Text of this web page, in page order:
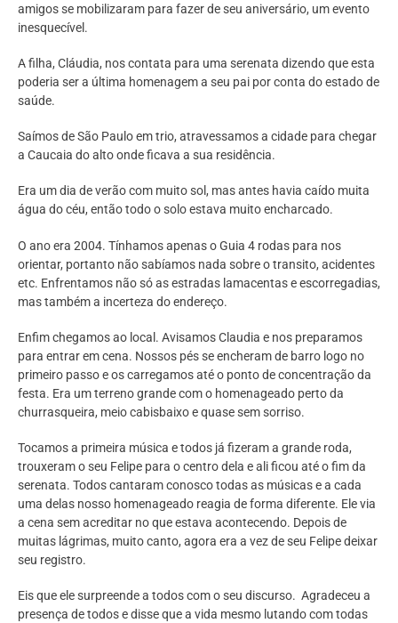
amigos se mobilizaram para fazer de seu aniversário, um evento
inesquecível.
A filha, Cláudia, nos contata para uma serenata dizendo que esta
poderia ser a última homenagem a seu pai por conta do estado de
saúde.
Saímos de São Paulo em trio, atravessamos a cidade para chegar
a Caucaia do alto onde ficava a sua residência.
Era um dia de verão com muito sol, mas antes havia caído muita
água do céu, então todo o solo estava muito encharcado.
O ano era 2004. Tínhamos apenas o Guia 4 rodas para nos
orientar, portanto não sabíamos nada sobre o transito, acidentes
etc. Enfrentamos não só as estradas lamacentas e escorregadias,
mas também a incerteza do endereço.
Enfim chegamos ao local. Avisamos Claudia e nos preparamos
para entrar em cena. Nossos pés se encheram de barro logo no
primeiro passo e os carregamos até o ponto de concentração da
festa. Era um terreno grande com o homenageado perto da
churrasqueira, meio cabisbaixo e quase sem sorriso.
Tocamos a primeira música e todos já fizeram a grande roda,
trouxeram o seu Felipe para o centro dela e ali ficou até o fim da
serenata. Todos cantaram conosco todas as músicas e a cada
uma delas nosso homenageado reagia de forma diferente. Ele via
a cena sem acreditar no que estava acontecendo. Depois de
muitas lágrimas, muito canto, agora era a vez de seu Felipe deixar
seu registro.
Eis que ele surpreende a todos com o seu discurso. Agradeceu a
presença de todos e disse que a vida mesmo lutando com todas